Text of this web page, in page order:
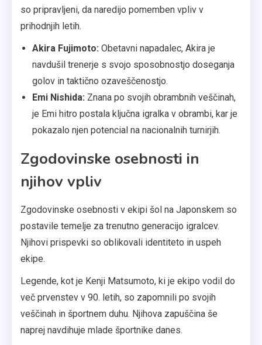
so pripravljeni, da naredijo pomemben vpliv v
prihodnjih letih.
Akira Fujimoto: Obetavni napadalec, Akira je
navdušil trenerje s svojo sposobnostjo doseganja
golov in taktično ozaveščenostjo.
Emi Nishida: Znana po svojih obrambnih veščinah,
je Emi hitro postala ključna igralka v obrambi, kar je
pokazalo njen potencial na nacionalnih turnirjih.
Zgodovinske osebnosti in
njihov vpliv
Zgodovinske osebnosti v ekipi šol na Japonskem so
postavile temelje za trenutno generacijo igralcev.
Njihovi prispevki so oblikovali identiteto in uspeh
ekipe.
Legende, kot je Kenji Matsumoto, ki je ekipo vodil do
več prvenstev v 90. letih, so zapomnili po svojih
veščinah in športnem duhu. Njihova zapuščina še
naprej navdihuje mlade športnike danes.